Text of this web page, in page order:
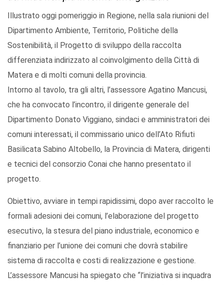
Illustrato oggi pomeriggio in Regione, nella sala riunioni del
Dipartimento Ambiente, Territorio, Politiche della
Sostenibilità, il Progetto di sviluppo della raccolta
differenziata indirizzato al coinvolgimento della Città di
Matera e di molti comuni della provincia.
Intorno al tavolo, tra gli altri, l’assessore Agatino Mancusi,
che ha convocato l’incontro, il dirigente generale del
Dipartimento Donato Viggiano, sindaci e amministratori dei
comuni interessati, il commissario unico dell’Ato Rifiuti
Basilicata Sabino Altobello, la Provincia di Matera, dirigenti
e tecnici del consorzio Conai che hanno presentato il
progetto.
Obiettivo, avviare in tempi rapidissimi, dopo aver raccolto le
formali adesioni dei comuni, l’elaborazione del progetto
esecutivo, la stesura del piano industriale, economico e
finanziario per l’unione dei comuni che dovrà stabilire
sistema di raccolta e costi di realizzazione e gestione.
L’assessore Mancusi ha spiegato che “l’iniziativa si inquadra